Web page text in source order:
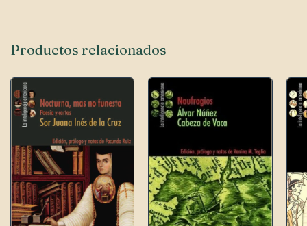
Productos relacionados